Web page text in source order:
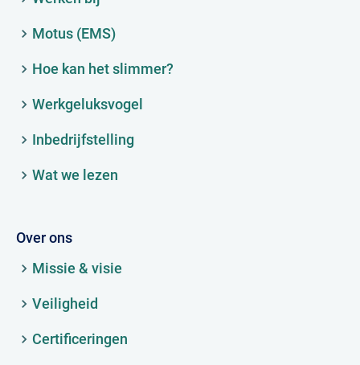
Motus (EMS)
Hoe kan het slimmer?
Werkgeluksvogel
Inbedrijfstelling
Wat we lezen
Over ons
Missie & visie
Veiligheid
Certificeringen